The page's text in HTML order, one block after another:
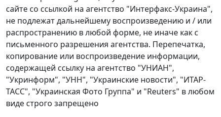
сайте со ссылкой на агентство "Интерфакс-Украина",
не подлежат дальнейшему воспроизведению и / или
распространению в любой форме, не иначе как с
письменного разрешения агентства. Перепечатка,
копирование или воспроизведение информации,
содержащей ссылку на агентство "УНИАН",
"Укринформ", "УНН", "Украинские новости", "ИТАР-
ТАСС", "Украинская Фото Группа" и "Reuters" в любом
виде строго запрещено